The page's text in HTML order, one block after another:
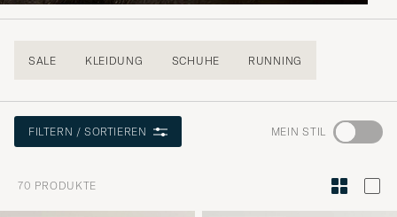
SALE KLEIDUNG SCHUHE RUNNING
FILTERN / SORTIEREN MEIN STIL
Wechseln
zur
70 PRODUKTE